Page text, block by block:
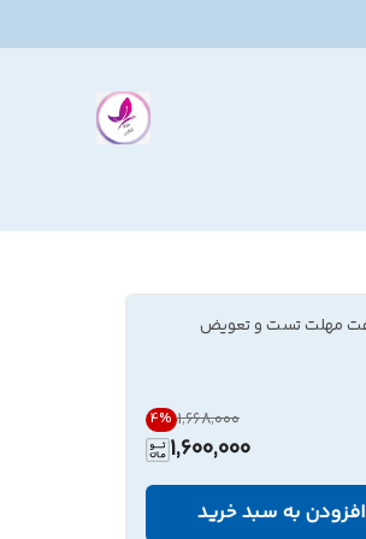
۱٬۶۶۸٬۰۰۰ 4%
1,600,000
افزودن به سبد خرید